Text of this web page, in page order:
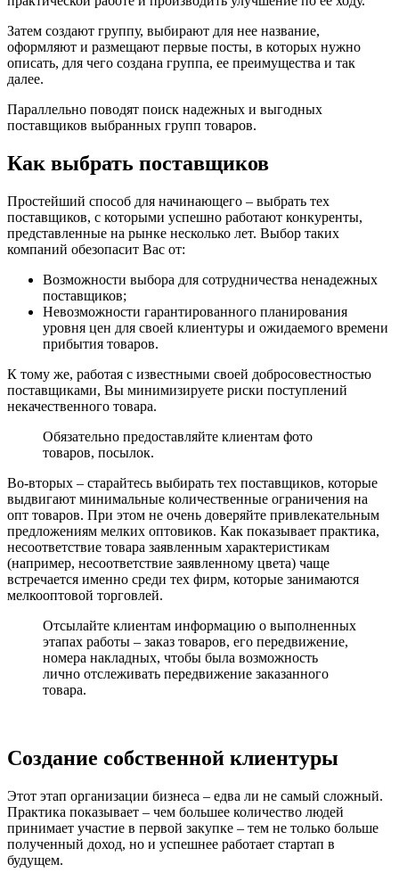
Затем создают группу, выбирают для нее название,
оформляют и размещают первые посты, в которых нужно
описать, для чего создана группа, ее преимущества и так
далее.
Параллельно поводят поиск надежных и выгодных
поставщиков выбранных групп товаров.
Как выбрать поставщиков
Простейший способ для начинающего – выбрать тех
поставщиков, с которыми успешно работают конкуренты,
представленные на рынке несколько лет. Выбор таких
компаний обезопасит Вас от:
Возможности выбора для сотрудничества ненадежных
поставщиков;
Невозможности гарантированного планирования
уровня цен для своей клиентуры и ожидаемого времени
прибытия товаров.
К тому же, работая с известными своей добросовестностью
поставщиками, Вы минимизируете риски поступлений
некачественного товара.
Обязательно предоставляйте клиентам фото
товаров, посылок.
Во-вторых – старайтесь выбирать тех поставщиков, которые
выдвигают минимальные количественные ограничения на
опт товаров. При этом не очень доверяйте привлекательным
предложениям мелких оптовиков. Как показывает практика,
несоответствие товара заявленным характеристикам
(например, несоответствие заявленному цвета) чаще
встречается именно среди тех фирм, которые занимаются
мелкооптовой торговлей.
Отсылайте клиентам информацию о выполненных
этапах работы – заказ товаров, его передвижение,
номера накладных, чтобы была возможность
лично отслеживать передвижение заказанного
товара.
Создание собственной клиентуры
Этот этап организации бизнеса – едва ли не самый сложный.
Практика показывает – чем большее количество людей
принимает участие в первой закупке – тем не только больше
полученный доход, но и успешнее работает стартап в
будущем.